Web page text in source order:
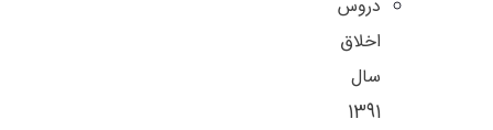
دروس
اخلاق
سال
1391